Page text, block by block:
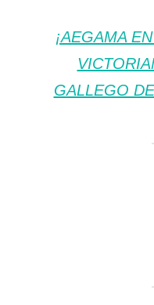
¡AEGAMA
GALLEGO